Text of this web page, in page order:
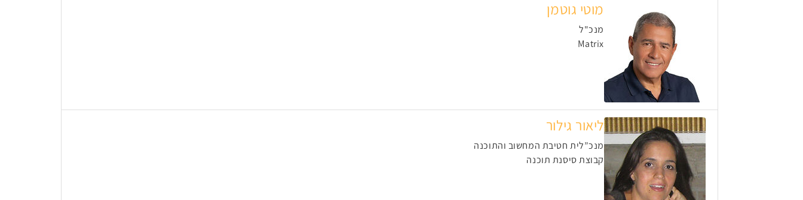
מוטי גוטמן
מנכ"ל
Matrix
ליאור גילור
מנכ”לית חטיבת המחשוב והתוכנה
קבוצת סיסנת תוכנה